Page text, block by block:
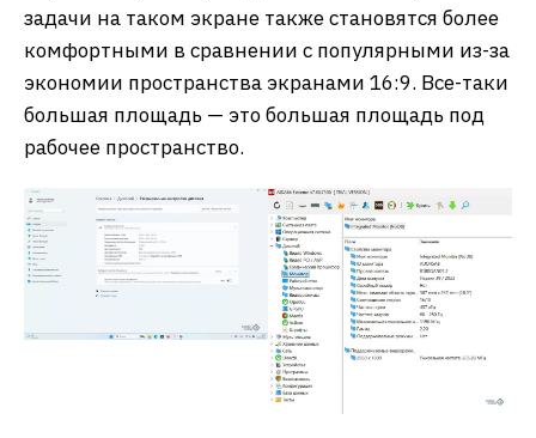
задачи на таком экране также становятся более
комфортными в сравнении с популярными из-за
экономии пространства экранами 16:9. Все-таки
большая площадь — это большая площадь под
рабочее пространство.